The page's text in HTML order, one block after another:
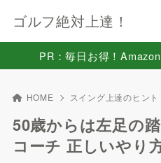
ゴルフ絶対上達！
PR：毎日お得！
HOME スイング上達のヒント
50歳からは左足の
コーチ 正しいやり